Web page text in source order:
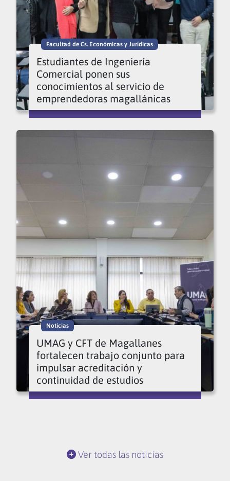
Facultad de Cs. Económicas y Jurídicas
Estudiantes de Ingeniería
Comercial ponen sus
conocimientos al servicio de
emprendedoras magallánicas
Noticias
UMAG y CFT de Magallanes
fortalecen trabajo conjunto para
impulsar acreditación y
continuidad de estudios
Ver todas las noticias